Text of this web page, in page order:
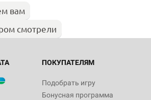
вам
смотрели
ПОКУПАТЕЛЯМ
Подобрать игру
Бонусная программа